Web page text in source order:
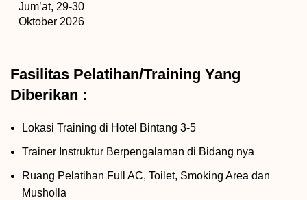
Jum’at, 29-30
Oktober 2026
Fasilitas Pelatihan/Training Yang
Diberikan :
Lokasi Training di Hotel Bintang 3-5
Trainer Instruktur Berpengalaman di Bidang nya
Ruang Pelatihan Full AC, Toilet, Smoking Area dan
Musholla